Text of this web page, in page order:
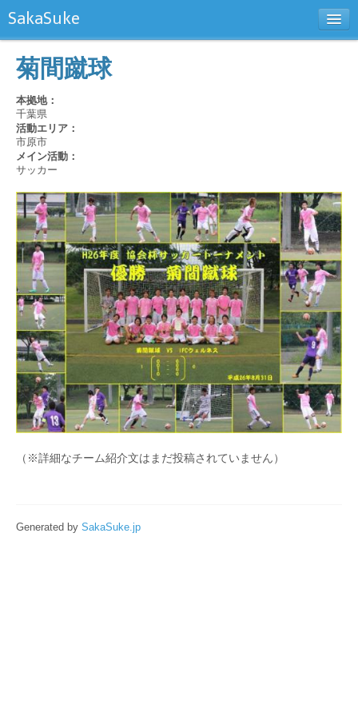
SakaSuke
お問い合わせ
菊間蹴球
本拠地：
千葉県
活動エリア：
市原市
メイン活動：
サッカー
（※詳細なチーム紹介文はまだ投稿されていません）
Generated by SakaSuke.jp